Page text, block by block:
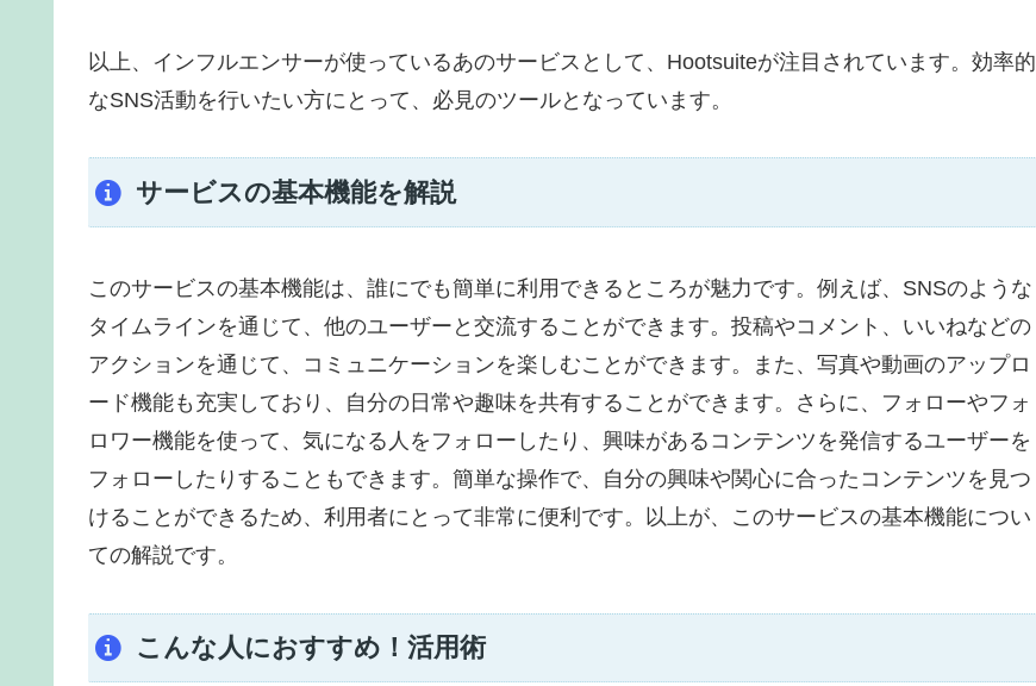
以上、インフルエンサーが使っているあのサービスとして、Hootsuiteが注目されています。効率的
なSNS活動を行いたい方にとって、必見のツールとなっています。
サービスの基本機能を解説
このサービスの基本機能は、誰にでも簡単に利用できるところが魅力です。例えば、SNSのような
タイムラインを通じて、他のユーザーと交流することができます。投稿やコメント、いいねなどの
アクションを通じて、コミュニケーションを楽しむことができます。また、写真や動画のアップロ
ード機能も充実しており、自分の日常や趣味を共有することができます。さらに、フォローやフォ
ロワー機能を使って、気になる人をフォローしたり、興味があるコンテンツを発信するユーザーを
フォローしたりすることもできます。簡単な操作で、自分の興味や関心に合ったコンテンツを見つ
けることができるため、利用者にとって非常に便利です。以上が、このサービスの基本機能につい
ての解説です。
こんな人におすすめ！活用術